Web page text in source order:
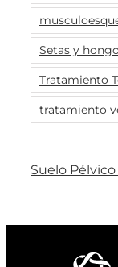
Setas y
Tratamiento
tratamiento
Suelo